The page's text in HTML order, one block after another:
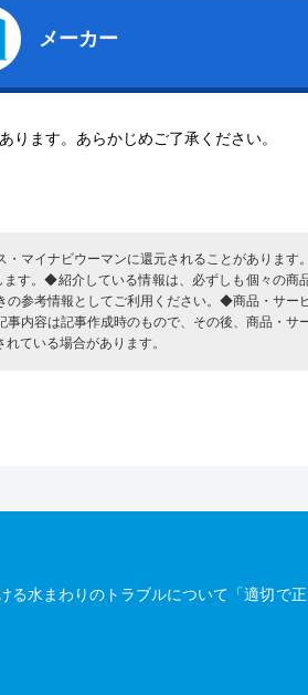
メーカー
ます。あらかじめご了承ください。
マイナビウーマンに還元されることがあります
す。◆紹介している情報は、必ずしも個々の商
の参考情報としてご利用ください。◆商品・サー
内容は記事作成時のもので、その後、商品・サ
ている場合があります。
水まわりのトラブルについて「適切で